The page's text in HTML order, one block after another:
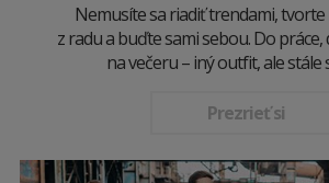
Nemusíte sa riadiť trendami, tvorte
z radu a buďte sami sebou. Do
na večeru – iný outfit, ale stále
Prezrieť si